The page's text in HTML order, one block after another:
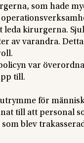
som hade
leda kirurgerna.
av varandra.
var
till.
för
till att personal
blev